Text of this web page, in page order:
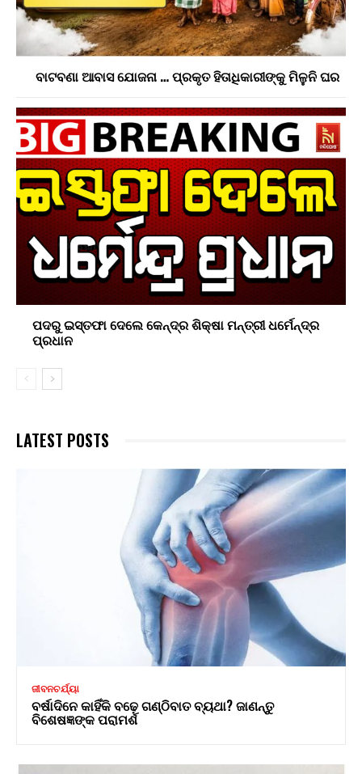
ବାଟବଣା ଆବାସ ଯୋଜନା … ପ୍ରକୃତ ହିତାଧିକାରୀଙ୍କୁ ମିଳୁନି ଘର
ପଦରୁ ଇସ୍ତଫା ଦେଲେ କେନ୍ଦ୍ର ଶିକ୍ଷା ମନ୍ତ୍ରୀ ଧର୍ମେନ୍ଦ୍ର
ପ୍ରଧାନ
LATEST POSTS
ଜୀବନଚର୍ଯ୍ୟା
ବର୍ଷାଦିନେ କାହିଁକି ବଢ଼େ ଗଣ୍ଠିବାତ ବ୍ୟଥା? ଜାଣନ୍ତୁ
ବିଶେଷଜ୍ଞଙ୍କ ପରାମର୍ଶ